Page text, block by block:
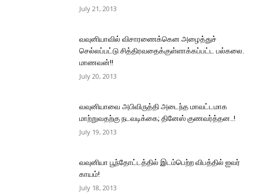
July 21, 2013
வவுனியாவில் விசாரணைக்கென அழைத்துச்
செல்லப்பட்டு சித்திரவதைக்குள்ளாக்கப்பட்ட பல்கலை.
மாணவன்!!
July 20, 2013
வவுனியாவை அபிவிருத்தி அடைந்த மாவட்டமாக
மாற்றுவதற்கு நடவடிக்கை; தினேஸ் குணவர்த்தன..!
July 19, 2013
வவுனியா பூந்தோட்டத்தில் இடம்பெற்ற விபத்தில் ஐவர்
காயம்!
July 18, 2013